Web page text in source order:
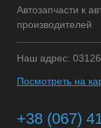
Автозапчасти к
производителей
Наш адрес:
Посмотреть на
+38 (067)